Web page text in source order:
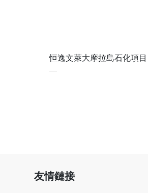
恒逸文萊大摩拉島石化項目
友情鏈接